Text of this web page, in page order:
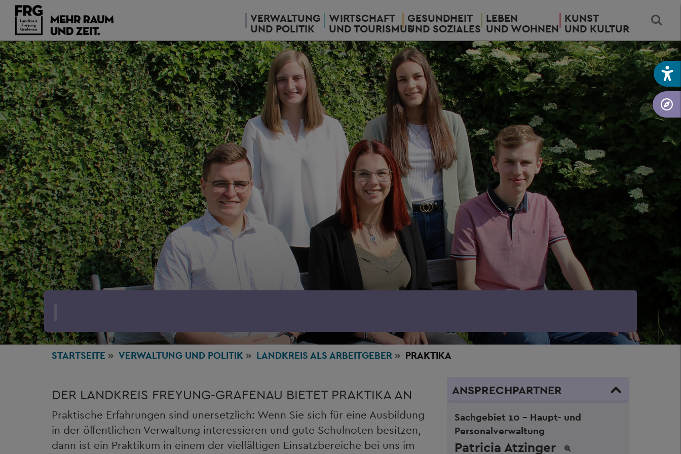
VERWALTUNG
UND POLITIK
WIRTSCHAFT
UND TOURISMUS
GESUNDHEIT
UND SOZIALES
LEBEN
UND WOHNEN
KUNST
UND KULTUR
STARTSEITE VERWALTUNG UND POLITIK LANDKREIS ALS ARBEITGEBER PRAKTIKA
DER LANDKREIS FREYUNG-GRAFENAU BIETET PRAKTIKA AN
Praktische Erfahrungen sind unersetzlich: Wenn Sie sich für eine Ausbildung
in der öffentlichen Verwaltung interessieren und gute Schulnoten besitzen,
dann ist ein Praktikum in einem der vielfältigen Einsatzbereiche bei uns im
ANSPRECHPARTNER
Sachgebiet 10 - Haupt- und
Personalverwaltung
Patricia Atzinger